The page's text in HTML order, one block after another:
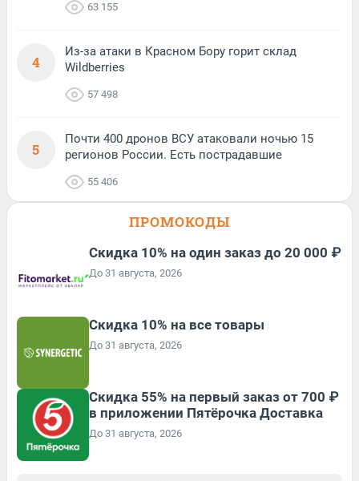
63 155
4
Из-за атаки в Красном Бору горит склад
Wildberries
57 498
5
Почти 400 дронов ВСУ атаковали ночью 15
регионов России. Есть пострадавшие
55 406
ПРОМОКОДЫ
Скидка 10% на один заказ до 20 000 ₽
До 31 августа, 2026
Скидка 10% на все товары
До 31 августа, 2026
Скидка 55% на первый заказ от 700 ₽
в приложении Пятёрочка Доставка
До 31 августа, 2026